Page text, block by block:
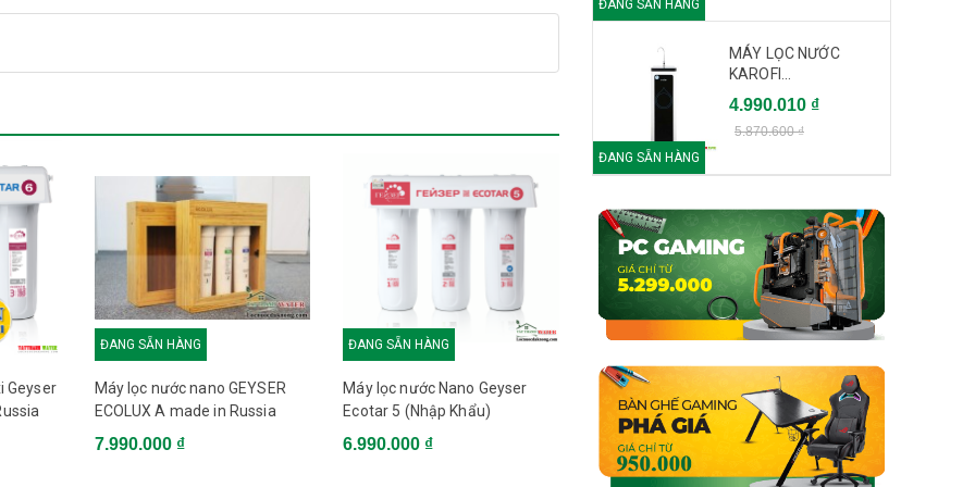
máy Geyser Kachiusa K01
kiện
dụng
01
Geyser
ĐANG SẴN HÀNG
Máy lọc nước nano GEYSER
ECOLUX A made in Russia
7.990.000 ₫
ĐANG SẴN HÀNG
Máy lọc nước Nano Geyser
Ecotar 5 (Nhập Khẩu)
6.990.000 ₫
ĐANG SẴN HÀNG
ĐANG SẴN HÀNG
MÁY LỌC NƯỚC
KAROFI...
4.990.010 ₫
5.870.600 ₫